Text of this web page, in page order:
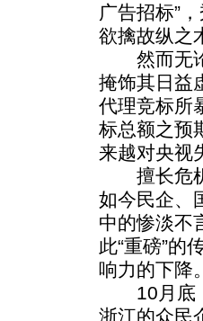
广告招标”
欲擒故纵之
然而无论
掩饰其日益
代理竞标所
标总额之预
来越对央视
擅长危机
如今民企、
中的惨淡不
此“重磅”的
响力的下降。
10月底，
浙江的众民